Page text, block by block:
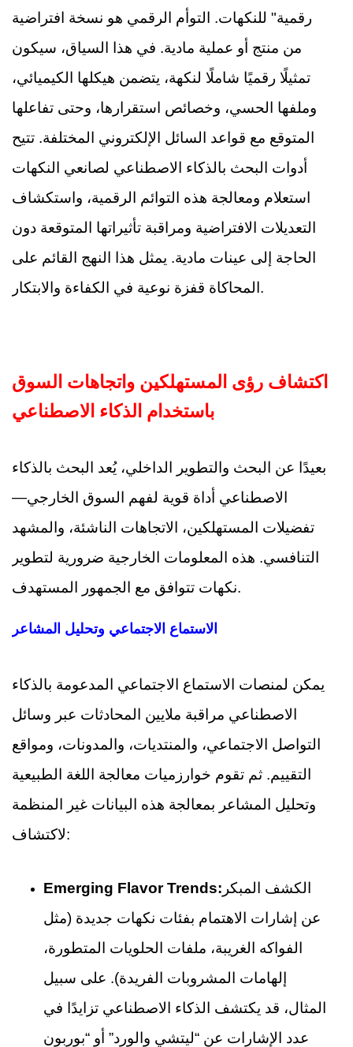
رقمية" للنكهات. التوأم الرقمي هو نسخة افتراضية
من منتج أو عملية مادية. في هذا السياق، سيكون
تمثيلًا رقميًا شاملًا لنكهة، يتضمن هيكلها الكيميائي،
وملفها الحسي، وخصائص استقرارها، وحتى تفاعلها
المتوقع مع قواعد السائل الإلكتروني المختلفة. تتيح
أدوات البحث بالذكاء الاصطناعي لصانعي النكهات
استعلام ومعالجة هذه التوائم الرقمية، واستكشاف
التعديلات الافتراضية ومراقبة تأثيراتها المتوقعة دون
الحاجة إلى عينات مادية. يمثل هذا النهج القائم على
المحاكاة قفزة نوعية في الكفاءة والابتكار.
اكتشاف رؤى المستهلكين واتجاهات السوق
باستخدام الذكاء الاصطناعي
بعيدًا عن البحث والتطوير الداخلي، يُعد البحث بالذكاء
الاصطناعي أداة قوية لفهم السوق الخارجي—
تفضيلات المستهلكين، الاتجاهات الناشئة، والمشهد
التنافسي. هذه المعلومات الخارجية ضرورية لتطوير
نكهات تتوافق مع الجمهور المستهدف.
الاستماع الاجتماعي وتحليل المشاعر
يمكن لمنصات الاستماع الاجتماعي المدعومة بالذكاء
الاصطناعي مراقبة ملايين المحادثات عبر وسائل
التواصل الاجتماعي، والمنتديات، والمدونات، ومواقع
التقييم. ثم تقوم خوارزميات معالجة اللغة الطبيعية
وتحليل المشاعر بمعالجة هذه البيانات غير المنظمة
لاكتشاف:
Emerging Flavor Trends: الكشف المبكر
عن إشارات الاهتمام بفئات نكهات جديدة (مثل
الفواكه الغريبة، ملفات الحلويات المتطورة،
إلهامات المشروبات الفريدة). على سبيل
المثال، قد يكتشف الذكاء الاصطناعي تزايدًا في
عدد الإشارات عن “ليتشي والورد” أو “بوربون